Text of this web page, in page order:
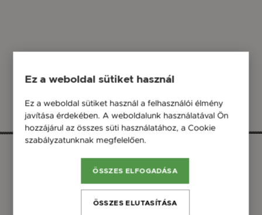
Ez a weboldal sütiket használ
Ez a weboldal sütiket használ a felhasználói élmény
javítása érdekében. A weboldalunk használatával Ön
hozzájárul az összes süti használatához, a Cookie
szabályzatunknak megfelelően.
ÖSSZES ELFOGADÁSA
ÖSSZES ELUTASÍTÁSA